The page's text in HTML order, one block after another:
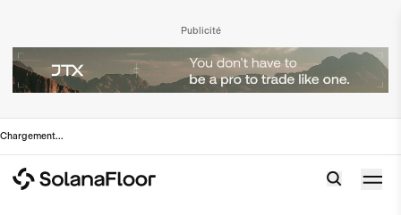
Publicité
Chargement...